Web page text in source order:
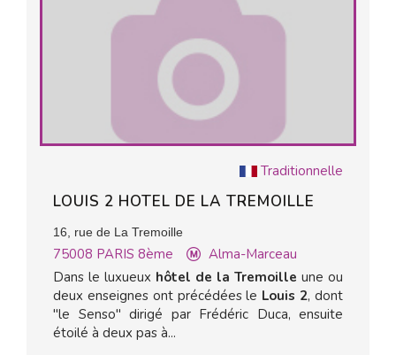
Traditionnelle
LOUIS 2 HOTEL DE LA TREMOILLE
16, rue de La Tremoille
75008 PARIS 8ème
Alma-Marceau
Dans le luxueux hôtel de la Tremoille une ou
deux enseignes ont précédées le Louis 2, dont
"le Senso" dirigé par Frédéric Duca, ensuite
étoilé à deux pas à...